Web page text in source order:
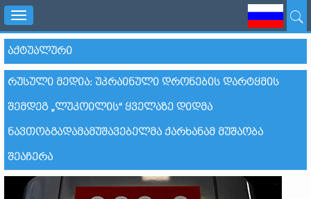
Toggle
navigation
ᲐᲥᲢᲣᲐᲚᲣᲠᲘ
ᲠᲣᲡᲣᲚᲘ ᲛᲔᲓᲘᲐ: ᲣᲙᲠᲐᲘᲜᲣᲚᲘ ᲓᲠᲝᲜᲔᲑᲘᲡ ᲓᲐᲠᲢᲧᲛᲘᲡ
ᲨᲔᲛᲓᲔᲒ „ᲚᲣᲙᲝᲘᲚᲘᲡ“ ᲧᲕᲔᲚᲐᲖᲔ ᲓᲘᲓᲛᲐ
ᲜᲐᲕᲗᲝᲑᲒᲐᲓᲐᲛᲐᲛᲣᲨᲐᲕᲔᲑᲔᲚᲛᲐ ᲥᲐᲠᲮᲐᲜᲐᲛ ᲛᲣᲨᲐᲝᲑᲐ
ᲨᲔᲐᲩᲔᲠᲐ